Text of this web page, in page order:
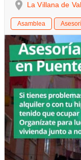
La Villana de
Asamblea